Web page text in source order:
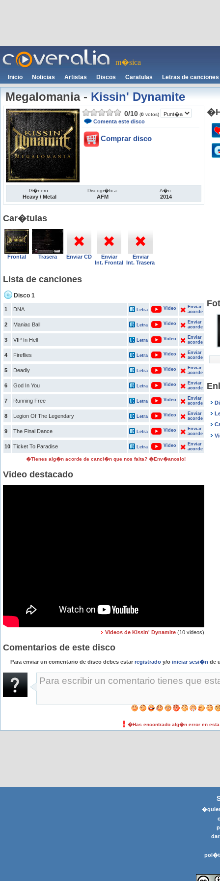
m�sica
Inicio Noticias Artistas Discos Caratulas Letras de canciones
Megalomania-Kissin' Dynamite
0/10 (0 votos)
Comenta este disco
Comprar disco
G�nero:
Heavy / Metal
Discogr�fica:
AFM
A�o:
2014
Car�tulas
Frontal Trasera Enviar CD
Enviar
Int. Frontal
Enviar
Int. Trasera
Lista de canciones
Disco 1
1 DNA Letra Video
Enviar
acorde
2 Maniac Ball Letra Video
Enviar
acorde
3 VIP In Hell Letra Video
Enviar
acorde
4 Fireflies Letra Video
Enviar
acorde
5 Deadly Letra Video
Enviar
acorde
6 God In You Letra Video
Enviar
acorde
7 Running Free Letra Video
Enviar
acorde
8 Legion Of The Legendary Letra Video
Enviar
acorde
9 The Final Dance Letra Video
Enviar
acorde
10 Ticket To Paradise Letra Video
Enviar
acorde
�Tienes alg�n acorde de canci�n que nos falta? �Env�anoslo!
Video destacado
Videos de Kissin' Dynamite (10 videos)
Comentarios de este disco
Para enviar un comentario de disco debes estar registrado y/o iniciar sesi�n de
�Has encontrado alg�n error en